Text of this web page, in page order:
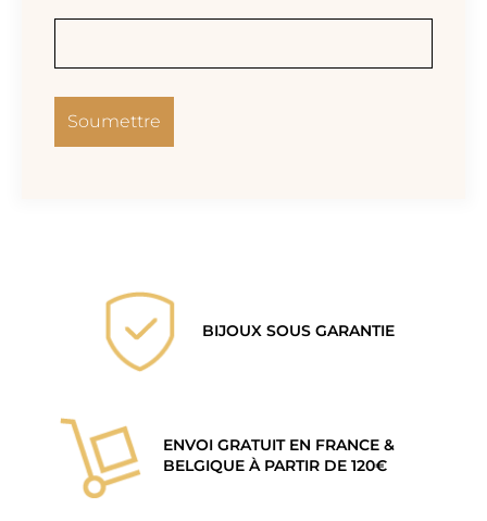
BIJOUX SOUS GARANTIE
ENVOI GRATUIT EN FRANCE &
BELGIQUE À PARTIR DE 120€